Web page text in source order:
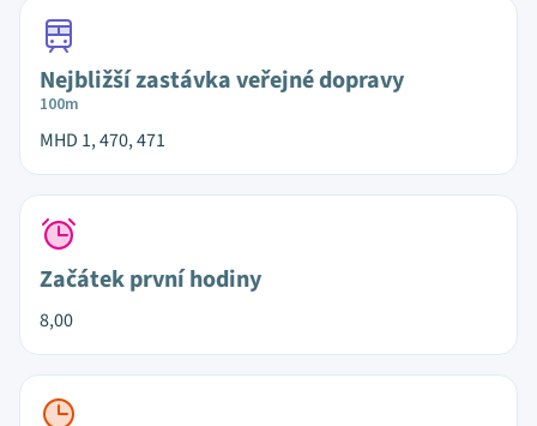
Nejbližší zastávka veřejné dopravy
100m
MHD 1, 470, 471
Začátek první hodiny
8,00